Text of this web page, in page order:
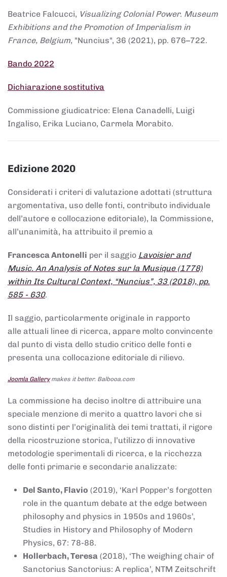
Beatrice Falcucci, Visualizing Colonial Power. Museum
Exhibitions and the Promotion of Imperialism in
France, Belgium, "Nuncius", 36 (2021), pp. 676–722.
Bando 2022
Dichiarazione sostitutiva
Commissione giudicatrice: Elena Canadelli, Luigi
Ingaliso, Erika Luciano, Carmela Morabito.
Edizione 2020
Considerati i criteri di valutazione adottati (struttura
argomentativa, uso delle fonti, contributo individuale
dell’autore e collocazione editoriale), la Commissione,
all’unanimità, ha attribuito il premio a
Francesca Antonelli per il saggio Lavoisier and
Music. An Analysis of Notes sur la Musique (1778)
within Its Cultural Context, “Nuncius”, 33 (2018), pp.
585 - 630.
Il saggio, particolarmente originale in rapporto
alle attuali linee di ricerca, appare molto convincente
dal punto di vista dello studio critico delle fonti e
presenta una collocazione editoriale di rilievo.
Joomla Gallerymakes it better. Balbooa.com
La commissione ha deciso inoltre di attribuire una
speciale menzione di merito a quattro lavori che si
sono distinti per l’originalità dei temi trattati, il rigore
della ricostruzione storica, l’utilizzo di innovative
metodologie sperimentali di ricerca, e la ricchezza
delle fonti primarie e secondarie analizzate:
Del Santo, Flavio (2019), ‘Karl Popper’s forgotten
role in the quantum debate at the edge between
philosophy and physics in 1950s and 1960s’,
Studies in History and Philosophy of Modern
Physics, 67: 78-88.
Hollerbach, Teresa (2018), ‘The weighing chair of
Sanctorius Sanctorius: A replica’, NTM Zeitschrift